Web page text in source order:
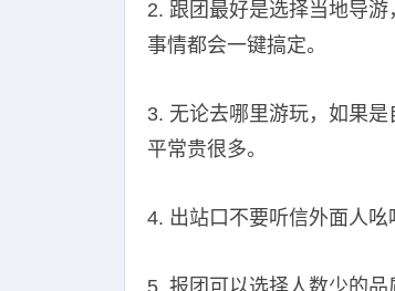
2. 跟团最好是选择当地导
事情都会一键搞定。
3. 无论去哪里游玩，如果
平常贵很多。
4. 出站口不要听信外面人吆
5. 报团可以选择人数少的品